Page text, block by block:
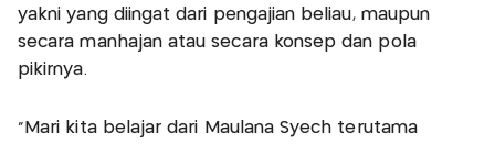
yakni yang diingat dari pengajian beliau, maupun
secara manhajan atau secara konsep dan pola
pikirnya.
"Mari kita belajar dari Maulana Syech terutama